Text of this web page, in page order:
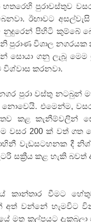
පුරාවස්තුව
ඊඟාවට අසල්වැසි
නුදුරෙන් පිහිටි කුම්බේ
පුරාණ විශාල
සොයා ගනු ලැබූ මෙම
කරනවා.
පුරා වස්තු නටබුන්
එමෙන්ම,
කළ කැනීම්වලින්
වසර 200 ක් වත් ගත
වැඩසටහනක දී
සක්‍රීය කළ හැකි බවත්
කාන්තාර වීමට
අත් වන්නේ හැමවිට
මතු කල්පයට දැකබලා